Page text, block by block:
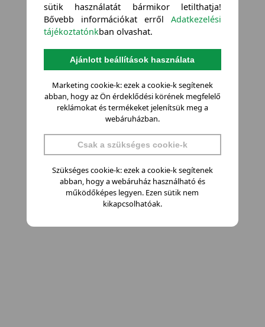
sütik használatát bármikor letilthatja!
Bővebb információkat errőlAdatkezelési
tájékoztatónkban olvashat.
Ajánlott beállítások használata
Marketing cookie-k: ezek a cookie-k segítenek
abban, hogy az Ön érdeklődési körének megfelelő
reklámokat és termékeket jelenítsük meg a
webáruházban.
Csak a szükséges cookie-k
Szükséges cookie-k: ezek a cookie-k segítenek
abban, hogy a webáruház használható és
működőképes legyen. Ezen sütik nem
kikapcsolhatóak.